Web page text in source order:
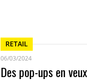
RETAIL
06/03/2024
Des pop-ups en